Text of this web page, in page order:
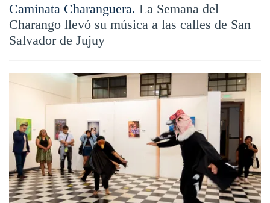
Caminata Charanguera. La Semana del
Charango llevó su música a las calles de San
Salvador de Jujuy